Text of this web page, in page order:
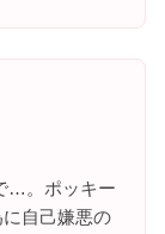
…。ポッキー
自己嫌悪の